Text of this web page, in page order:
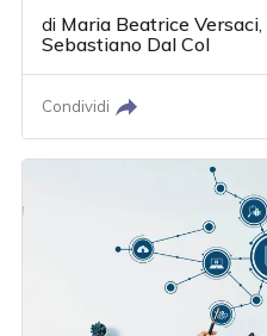
di Maria Beatrice Versaci
Sebastiano Dal Col
Condividi